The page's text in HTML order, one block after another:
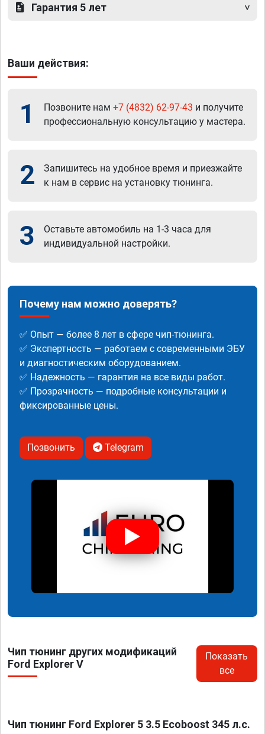
Гарантия 5 лет
Ваши действия:
1 Позвоните нам +7 (4832) 62-97-43 и получите
профессиональную консультацию у мастера.
2
Запишитесь на удобное время и приезжайте
к нам в сервис на установку тюнинга.
3
Оставьте автомобиль на 1-3 часа для
индивидуальной настройки.
Почему нам можно доверять?
✅ Опыт — более 8 лет в сфере чип-тюнинга.
✅ Экспертность — работаем с современными ЭБУ
и диагностическим оборудованием.
✅ Надежность — гарантия на все виды работ.
✅ Прозрачность — подробные консультации и
фиксированные цены.
Позвонить Telegram
Чип тюнинг других модификаций
Ford Explorer V
Показать
все
Чип тюнинг Ford Explorer 5 3.5 Ecoboost 345 л.с.